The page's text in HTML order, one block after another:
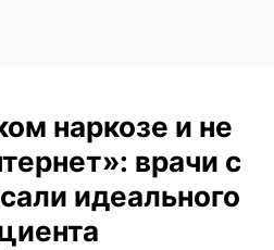
наркозе и не
врачи с
идеального